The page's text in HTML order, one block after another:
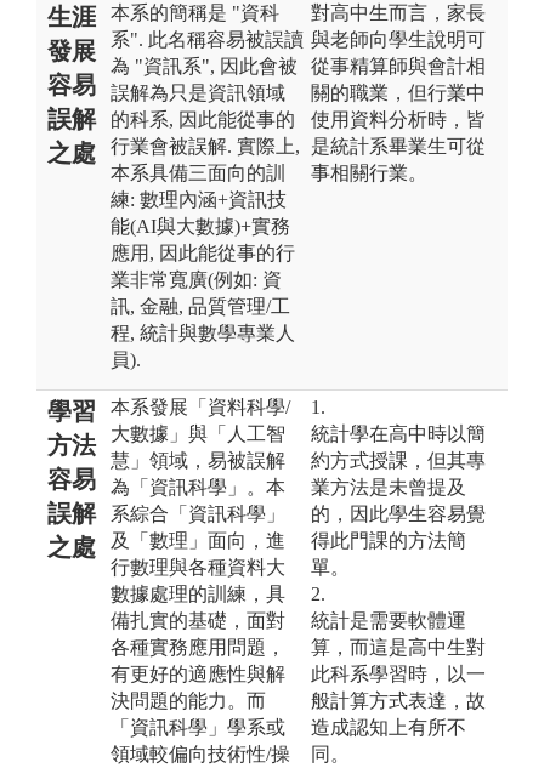
生涯
發展
容易
誤解
之處
本系的簡稱是 "資科
系". 此名稱容易被誤讀
為 "資訊系", 因此會被
誤解為只是資訊領域
的科系, 因此能從事的
行業會被誤解. 實際上,
本系具備三面向的訓
練: 數理內涵+資訊技
能(AI與大數據)+實務
應用, 因此能從事的行
業非常寬廣(例如: 資
訊, 金融, 品質管理/工
程, 統計與數學專業人
員).
對高中生而言，家長
與老師向學生說明可
從事精算師與會計相
關的職業，但行業中
使用資料分析時，皆
是統計系畢業生可從
事相關行業。
學習
方法
容易
誤解
之處
本系發展「資料科學/
大數據」與「人工智
慧」領域，易被誤解
為「資訊科學」。本
系綜合「資訊科學」
及「數理」面向，進
行數理與各種資料大
數據處理的訓練，具
備扎實的基礎，面對
各種實務應用問題，
有更好的適應性與解
決問題的能力。而
「資訊科學」學系或
領域較偏向技術性/操
1.
統計學在高中時以簡
約方式授課，但其專
業方法是未曾提及
的，因此學生容易覺
得此門課的方法簡
單。
2.
統計是需要軟體運
算，而這是高中生對
此科系學習時，以一
般計算方式表達，故
造成認知上有所不
同。